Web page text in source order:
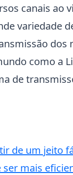
canais ao
variedade
dos
como a
de
de um jeito
mais